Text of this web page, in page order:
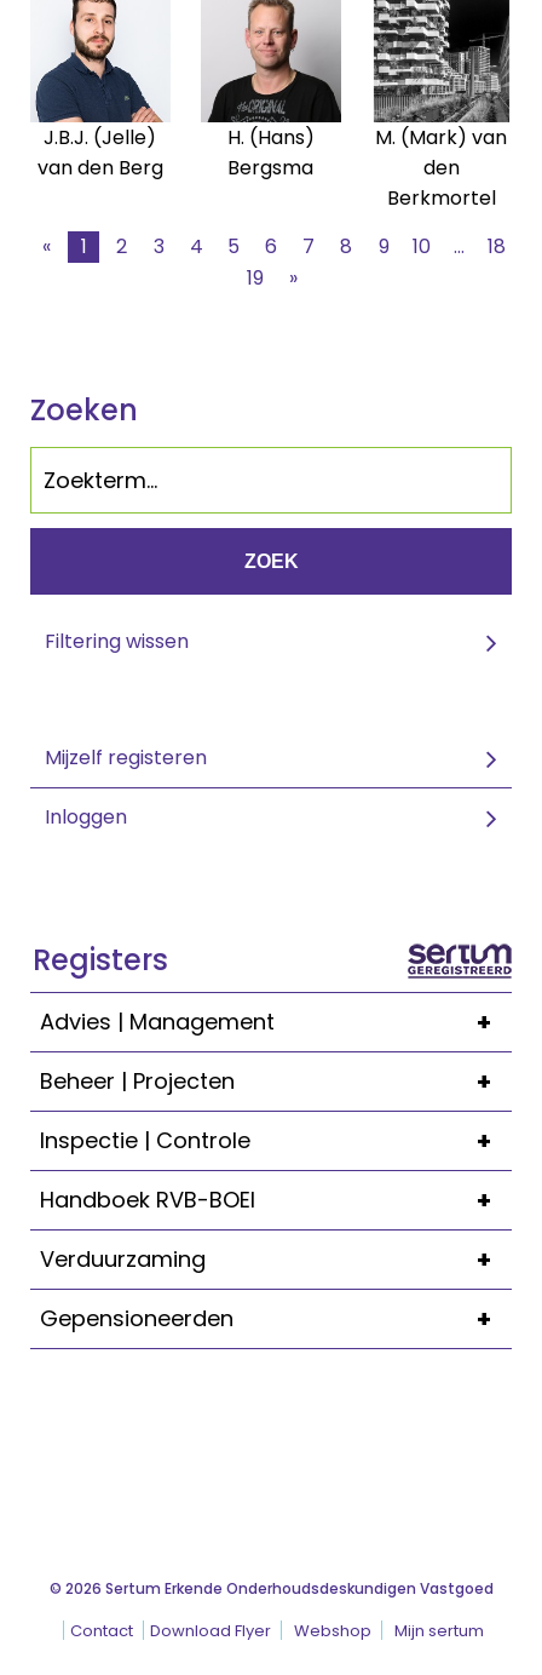
J.B.J. (Jelle)
van den Berg
H. (Hans)
Bergsma
M. (Mark) van
den
Berkmortel
«
1 2 3 4 5 6 7 8 9 10 ...
18
19
»
Zoeken
ZOEK
Filtering wissen
Mijzelf registeren
Inloggen
Registers
+
Advies | Management
+
Beheer | Projecten
+
Inspectie | Controle
+
Handboek RVB-BOEI
+
Verduurzaming
+
Gepensioneerden
© 2026 Sertum Erkende Onderhoudsdeskundigen Vastgoed
Contact Download Flyer Webshop Mijn sertum